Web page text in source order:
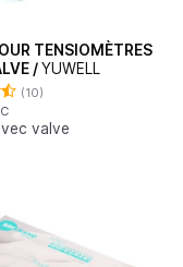
TENSIOMÈTRES
/YUWELL
(10)
valve